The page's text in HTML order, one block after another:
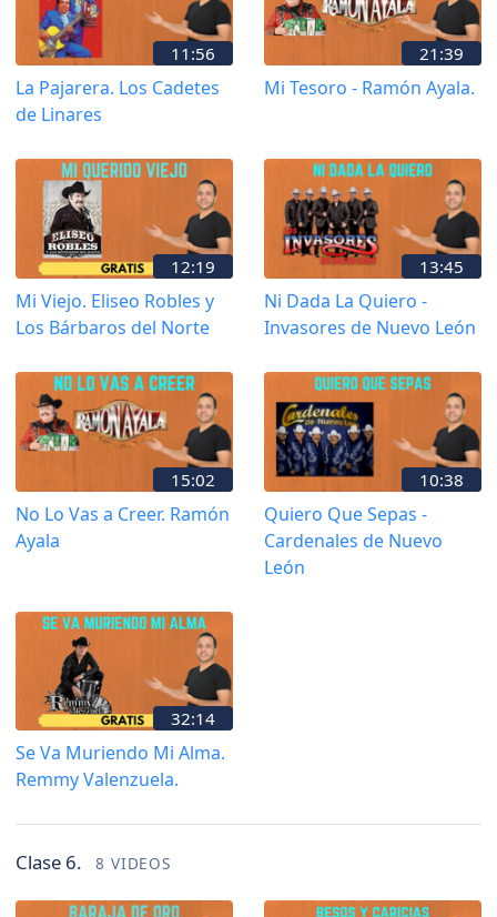
11:56
La Pajarera. Los Cadetes
de Linares
21:39
Mi Tesoro - Ramón Ayala.
12:19
Mi Viejo. Eliseo Robles y
Los Bárbaros del Norte
13:45
Ni Dada La Quiero -
Invasores de Nuevo León
15:02
No Lo Vas a Creer. Ramón
Ayala
10:38
Quiero Que Sepas -
Cardenales de Nuevo
León
32:14
Se Va Muriendo Mi Alma.
Remmy Valenzuela.
Clase 6. 8 VIDEOS